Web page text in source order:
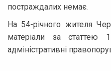
постраждалих немає.
На 54-річного жителя
матеріали за статтею
адміністративні